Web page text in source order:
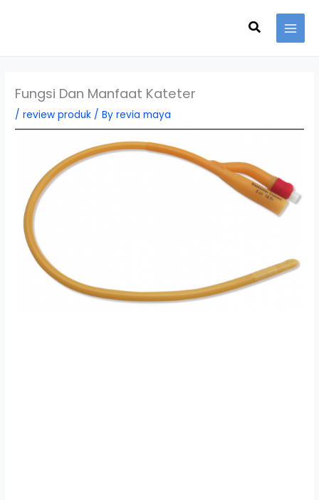
Search
Fungsi Dan Manfaat Kateter
/review produk / Byrevia maya